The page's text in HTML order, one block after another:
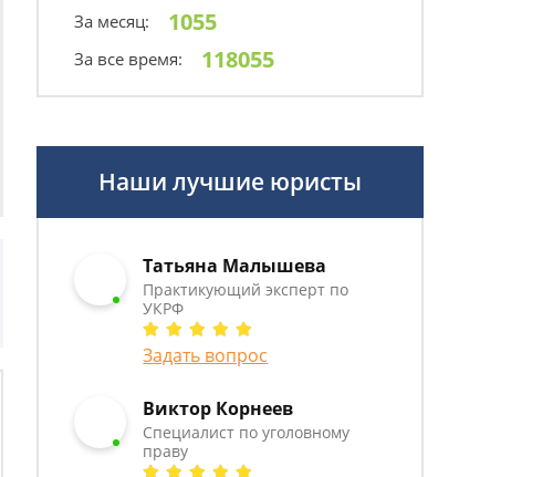
За месяц: 1055
За все время: 118055
Наши лучшие юристы
Татьяна Малышева
Практикующий эксперт по
УКРФ
Задать вопрос
Виктор Корнеев
Cпециалист по уголовному
праву